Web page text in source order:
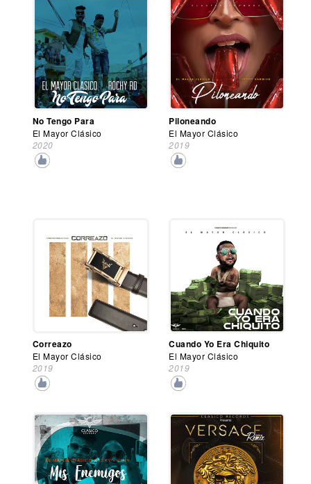
No Tengo Para
El Mayor Clásico
2020
Piloneando
El Mayor Clásico
2019
Correazo
El Mayor Clásico
2019
Cuando Yo Era Chiquito
El Mayor Clásico
2019